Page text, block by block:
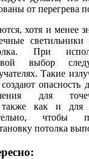
от перегрева
хотя и менее
При
выбор
Такие
опасность
для
также как и
чтобы
потолка